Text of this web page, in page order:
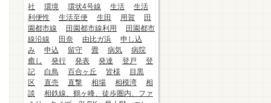
社
環境 環状4号線 生活
生活
利便性
生活至便 生田 用賀
田
園都市線
田園都市線利用
田園都市
線沿線
田奈 由比ガ浜
申し込
み
申込 留守 畳 病気
病院
癒し
発行 発表 発達 登戸
登
記
白鳥 百合ヶ丘 皆様
目黒
区
直売 直撃 相場 相模湾
相
談
相鉄線、鶴ヶ峰、徒歩圏内、ファ